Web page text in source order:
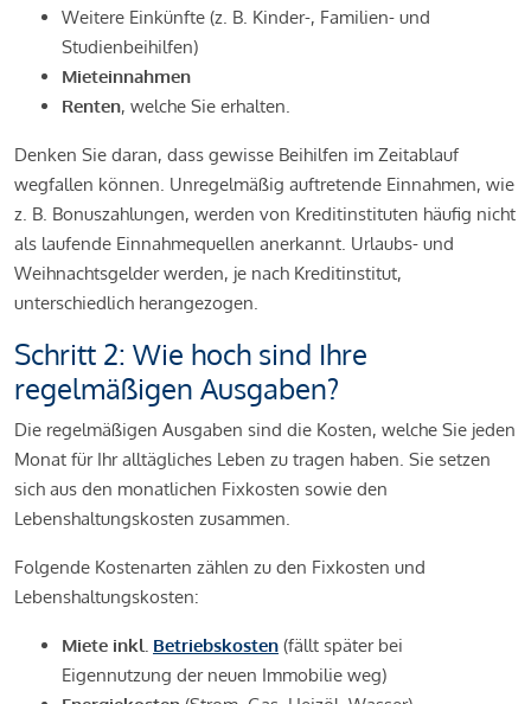
Weitere Einkünfte (z. B. Kinder-, Familien- und
Studienbeihilfen)
Mieteinnahmen
Renten, welche Sie erhalten.
Denken Sie daran, dass gewisse Beihilfen im Zeitablauf
wegfallen können. Unregelmäßig auftretende Einnahmen, wie
z. B. Bonuszahlungen, werden von Kreditinstituten häufig nicht
als laufende Einnahmequellen anerkannt. Urlaubs- und
Weihnachtsgelder werden, je nach Kreditinstitut,
unterschiedlich herangezogen.
Schritt 2: Wie hoch sind Ihre
regelmäßigen Ausgaben?
Die regelmäßigen Ausgaben sind die Kosten, welche Sie jeden
Monat für Ihr alltägliches Leben zu tragen haben. Sie setzen
sich aus den monatlichen Fixkosten sowie den
Lebenshaltungskosten zusammen.
Folgende Kostenarten zählen zu den Fixkosten und
Lebenshaltungskosten:
Miete inkl. Betriebskosten (fällt später bei
Eigennutzung der neuen Immobilie weg)